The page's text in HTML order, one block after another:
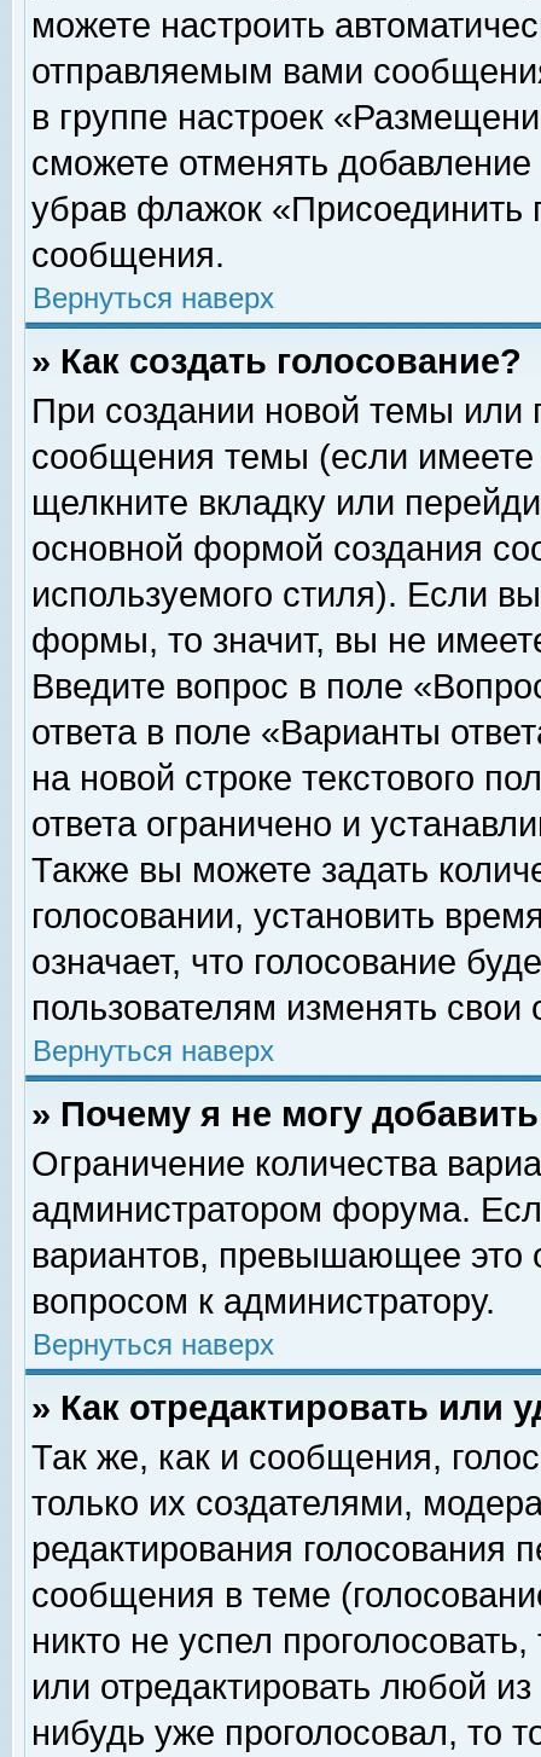
можете настроить
отправляемым вами
в группе настроек
сможете отменять
убрав флажок «Присоединить
сообщения.
Вернуться наверх
» Как создать голосование?
При создании новой темы или
сообщения темы (если
щелкните вкладку или
основной формой создания
используемого стиля). Если
формы, то значит, вы не
Введите вопрос в поле
ответа в поле «Варианты
на новой строке текстового
ответа ограничено и
Также вы можете задать
голосовании, установить
означает, что голосование
пользователям изменять свои
Вернуться наверх
» Почему я не могу
Ограничение количества
администратором форума.
вариантов, превышающее это
вопросом к администратору.
Вернуться наверх
» Как отредактировать или
Так же, как и сообщения,
только их создателями,
редактирования голосования
сообщения в теме
никто не успел
или отредактировать любой
нибудь уже проголосовал, то